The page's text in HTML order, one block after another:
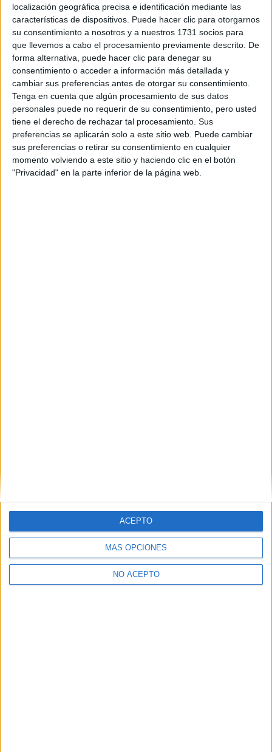
localización geográfica precisa e identificación mediante las
características de dispositivos. Puede hacer clic para otorgarnos
su consentimiento a nosotros y a nuestros 1731 socios para
que llevemos a cabo el procesamiento previamente descrito. De
forma alternativa, puede hacer clic para denegar su
consentimiento o acceder a información más detallada y
cambiar sus preferencias antes de otorgar su consentimiento.
Tenga en cuenta que algún procesamiento de sus datos
personales puede no requerir de su consentimiento, pero usted
tiene el derecho de rechazar tal procesamiento. Sus
preferencias se aplicarán solo a este sitio web. Puede cambiar
sus preferencias o retirar su consentimiento en cualquier
momento volviendo a este sitio y haciendo clic en el botón
"Privacidad" en la parte inferior de la página web.
MÁS OPCIONES
NO ACEPTO
ACEPTO
Chica
¿En qué año terminas (o terminaste) bachillerato o FP?
Soy estudiante de:*
Términos y Condiciones de Uso
Aceptolos Términos y Condicionesde uso*
Y como regalo de agradecimiento, por registrarte te daremos
gratis una copia de nuestro ebook con 100 consejos para tu
primer año de universidad